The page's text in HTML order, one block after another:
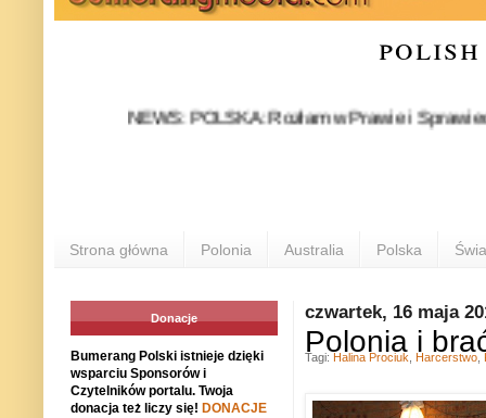
NEWS: POLSKA: Rozłam w Prawie i
Strona główna Polonia Australia Polska
czwartek, 16 maja
Polonia i
Tagi: Halina Prociuk Harcerstwo
Donacje
Bumerang Polski istnieje dzięki
wsparciu Sponsorów i
Czytelników portalu. Twoja
donacja też liczy się! DONACJE